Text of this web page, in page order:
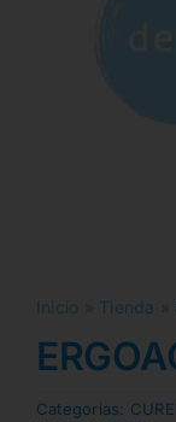
Inicio » Tienda »
Categorias: